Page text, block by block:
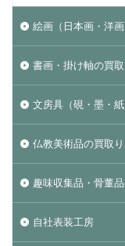
絵画（日本画・洋
書画・掛け軸の買取
文房具（硯・墨・
仏教美術品の買取り
趣味収集品・骨董
自社表装工房